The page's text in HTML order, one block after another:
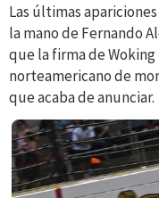
Las últimas
la mano de Fernando
que la firma de
norteamericano de
que acaba de anunciar.